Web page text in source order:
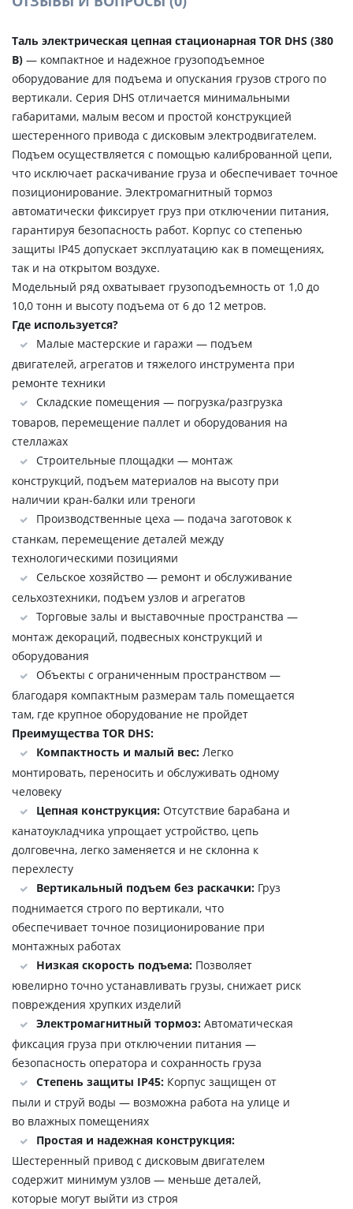
Таль электрическая цепная стационарная TOR DHS (380
В) — компактное и надежное грузоподъемное
оборудование для подъема и опускания грузов строго по
вертикали. Серия DHS отличается минимальными
габаритами, малым весом и простой конструкцией
шестеренного привода с дисковым электродвигателем.
Подъем осуществляется с помощью калиброванной цепи,
что исключает раскачивание груза и обеспечивает точное
позиционирование. Электромагнитный тормоз
автоматически фиксирует груз при отключении питания,
гарантируя безопасность работ. Корпус со степенью
защиты IP45 допускает эксплуатацию как в помещениях,
так и на открытом воздухе.
Модельный ряд охватывает грузоподъемность от 1,0 до
10,0 тонн и высоту подъема от 6 до 12 метров.
Где используется?
Малые мастерские и гаражи — подъем
двигателей, агрегатов и тяжелого инструмента при
ремонте техники
Складские помещения — погрузка/разгрузка
товаров, перемещение паллет и оборудования на
стеллажах
Строительные площадки — монтаж
конструкций, подъем материалов на высоту при
наличии кран-балки или треноги
Производственные цеха — подача заготовок к
станкам, перемещение деталей между
технологическими позициями
Сельское хозяйство — ремонт и обслуживание
сельхозтехники, подъем узлов и агрегатов
Торговые залы и выставочные пространства —
монтаж декораций, подвесных конструкций и
оборудования
Объекты с ограниченным пространством —
благодаря компактным размерам таль помещается
там, где крупное оборудование не пройдет
Преимущества TOR DHS:
Компактность и малый вес: Легко
монтировать, переносить и обслуживать одному
человеку
Цепная конструкция: Отсутствие барабана и
канатоукладчика упрощает устройство, цепь
долговечна, легко заменяется и не склонна к
перехлесту
Вертикальный подъем без раскачки: Груз
поднимается строго по вертикали, что
обеспечивает точное позиционирование при
монтажных работах
Низкая скорость подъема: Позволяет
ювелирно точно устанавливать грузы, снижает риск
повреждения хрупких изделий
Электромагнитный тормоз: Автоматическая
фиксация груза при отключении питания —
безопасность оператора и сохранность груза
Степень защиты IP45: Корпус защищен от
пыли и струй воды — возможна работа на улице и
во влажных помещениях
Простая и надежная конструкция:
Шестеренный привод с дисковым двигателем
содержит минимум узлов — меньше деталей,
которые могут выйти из строя